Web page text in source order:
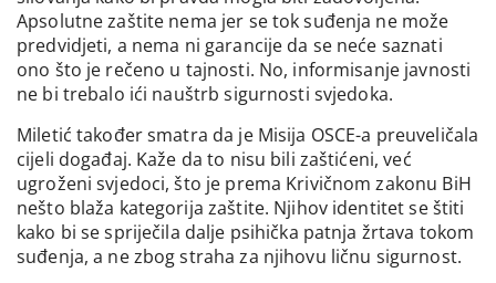
Apsolutne zaštite nema jer se tok suđenja ne može
predvidjeti, a nema ni garancije da se neće saznati
ono što je rečeno u tajnosti. No, informisanje javnosti
ne bi trebalo ići nauštrb sigurnosti svjedoka.
Miletić također smatra da je Misija OSCE-a preuveličala
cijeli događaj. Kaže da to nisu bili zaštićeni, već
ugroženi svjedoci, što je prema Krivičnom zakonu BiH
nešto blaža kategorija zaštite. Njihov identitet se štiti
kako bi se spriječila dalje psihička patnja žrtava tokom
suđenja, a ne zbog straha za njihovu ličnu sigurnost.